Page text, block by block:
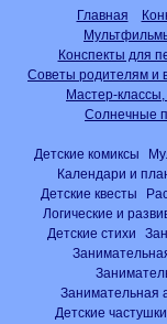
Главная
Конспекты для
Советы родителям и
Мастер-
Солнечные
Детские комиксы
Календари и
Детские квесты
Логические и
Детские стихи
Занимательная
Детские частушки